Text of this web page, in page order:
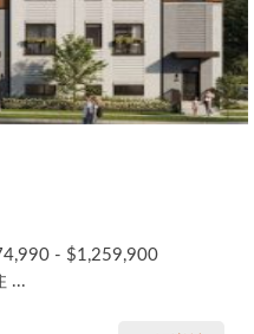
- $1,259,900
...